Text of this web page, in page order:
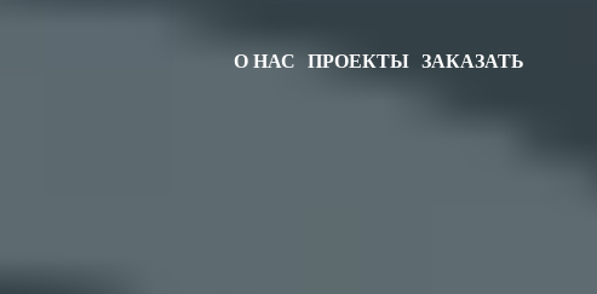
О НАС ПРОЕКТЫ ЗАКАЗАТЬ